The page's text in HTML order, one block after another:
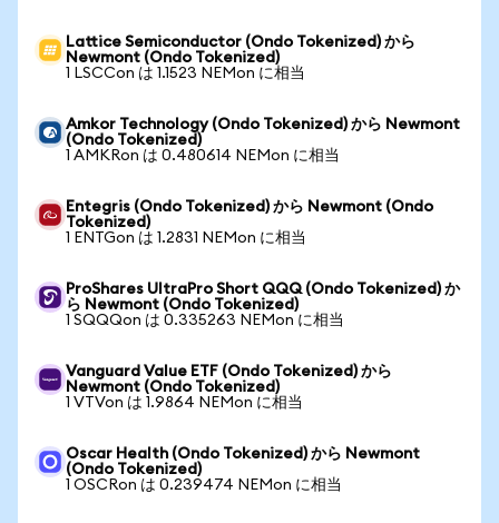
Lattice Semiconductor (Ondo Tokenized) から
Newmont (Ondo Tokenized)
1 LSCCon は 1.1523 NEMon に相当
Amkor Technology (Ondo Tokenized) から Newmont
(Ondo Tokenized)
1 AMKRon は 0.480614 NEMon に相当
Entegris (Ondo Tokenized) から Newmont (Ondo
Tokenized)
1 ENTGon は 1.2831 NEMon に相当
ProShares UltraPro Short QQQ (Ondo Tokenized) か
ら Newmont (Ondo Tokenized)
1 SQQQon は 0.335263 NEMon に相当
Vanguard Value ETF (Ondo Tokenized) から
Newmont (Ondo Tokenized)
1 VTVon は 1.9864 NEMon に相当
Oscar Health (Ondo Tokenized) から Newmont
(Ondo Tokenized)
1 OSCRon は 0.239474 NEMon に相当